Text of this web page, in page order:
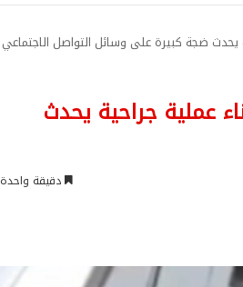
يحدث ضجة كبيرة على وسائل التواصل الاجتماعي
عملية جراحية يحدث
دقيقة واحدة